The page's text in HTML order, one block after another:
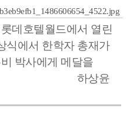
데호텔월드에서 열린
식에서 한학자 총재가
박사에게 메달을
다. 하상윤